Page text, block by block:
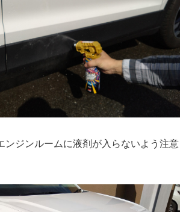
ンジンルームに液剤が入らないよう注意